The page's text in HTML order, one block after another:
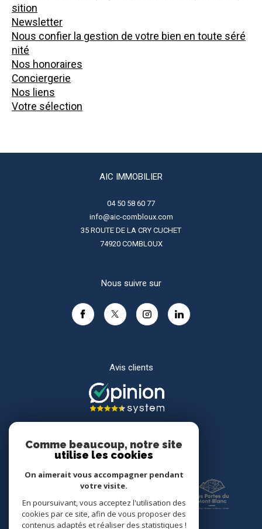
sition
Newsletter
Nous confier la gestion de votre bien en toute séré
nité
Nos honoraires
Conciergerie
Nos liens
Votre sélection
AIC IMMOBILIER
04 50 58 60 77
info@aic-combloux.com
35 ROUTE DE LA CRY CUCHET
74920
COMBLOUX
Nous suivre sur
Avis clients
Comme beaucoup, notre site
utilise les cookies
On aimerait vous accompagner pendant
votre visite.
En poursuivant, vous acceptez l'utilisation des
cookies par ce site, afin de vous proposer des
contenus adaptés et réaliser des statistiques !